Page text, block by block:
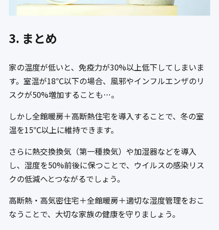
3. まとめ
家の温度が低いと、免疫力が30%以上低下してしまいま
す。室温が18℃以下の場合、風邪やインフルエンザのリ
スクが50%増加することも…。
しかし全館暖房＋高断熱住宅を導入することで、冬の室
温を15℃以上に維持できます。
さらに熱交換換気（第一種換気）や加湿器などを導入
し、湿度を50%前後に保つことで、ウイルスの感染リス
クの低減へとつながるでしょう。
高断熱・高気密住宅＋全館暖房＋適切な湿度管理をおこ
なうことで、大切な家族の健康を守りましょう。